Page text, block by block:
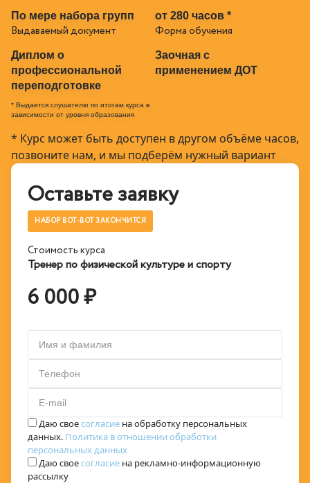
По мере набора групп от 280 часов *
Форма обучения
Заочная с
применением ДОТ
Выдаваемый документ
Диплом о
профессиональной
переподготовке
* Выдается слушателю по итогам курса в
зависимости от уровня образования
* Курс может быть доступен в другом объёме часов,
позвоните нам, и мы подберём нужный вариант
Оставьте заявку
НАБОР ВОТ-ВОТ ЗАКОНЧИТСЯ
Стоимость курса
Тренер по физической культуре и спорту
6 000 ₽
Имя и фамилия
Телефон
E-mail
Даю своесогласие на обработку персональных
данных. Политика в отношении обработки
персональных данных
Даю своесогласие на рекламно-информационную
рассылку